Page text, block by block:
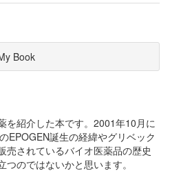
Book
を紹介した本です。2001年10月に
EPOGEN誕生の経緯やグリベック
売されているバイオ医薬品の歴史
のではないかと思います。